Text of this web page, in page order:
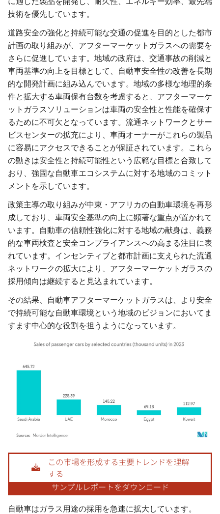
技術を優先しています。
道路安全の強化と持続可能な交通の促進を目的とした都市
計画の取り組みが、アフターマーケットガラスへの需要を
さらに促進しています。地域の政府は、交通事故の削減と
車両基準の向上を目標として、自動車安全性の改善を長期
的な開発計画に組み込んでいます。地域の多様な地理的条
件と拡大する車両保有台数を考慮すると、アフターマーケ
ットガラスソリューションは車両の安全性と性能を確保す
るために不可欠となっています。流通ネットワークとサー
ビスセンターの拡充により、車両オーナーがこれらの製品
に容易にアクセスできることが保証されています。これら
の動きは安全性と持続可能性という広範な目標と合致して
おり、強固な自動車エコシステムに対する地域のコミット
メントを示しています。
政策主導の取り組みが中東・アフリカの自動車環境を再形
成しており、車両安全基準の向上に顕著な重点が置かれて
います。自動車の信頼性強化に対する地域の献身は、義務
的な車両検査と安全コンプライアンスへの高まる注目に表
れています。インセンティブと都市計画に支えられた流通
ネットワークの拡大により、アフターマーケットガラスの
採用傾向は継続すると見込まれています。
その結果、自動車アフターマーケットガラスは、より安全
で持続可能な自動車環境という地域のビジョンにおいてま
すます中心的な役割を担うようになっています。
画像 © Mordor Intelligence。再利用にはCC BY 4.0の表示が必要です。
自動車はガラス用途の採用を急速に拡大しています。